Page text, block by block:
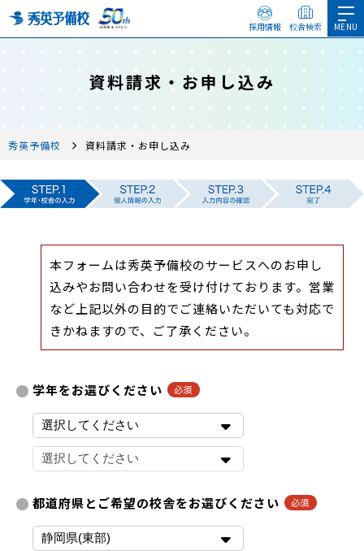
採用情報 校舎検索
資料請求・お申し込み
秀英予備校 資料請求・お申し込み
本フォームは秀英予備校のサービスへのお申し
込みやお問い合わせを受け付けております。営業
など上記以外の目的でご連絡いただいても対応で
きかねますので、ご了承ください。
学年をお選びください
都道府県とご希望の校舎をお選びください